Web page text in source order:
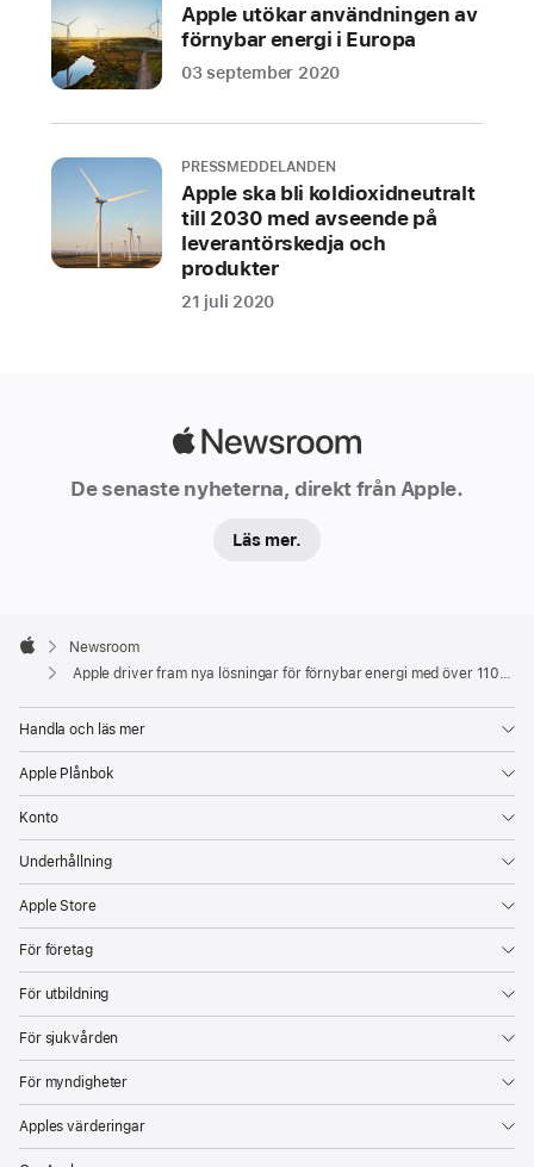
Apple utökar användningen av
förnybar energi i Europa
03 september 2020
PRESSMEDDELANDEN
Apple ska bli koldioxidneutralt
till 2030 med avseende på
leverantörskedja och
produkter
21 juli 2020
De senaste nyheterna, direkt från Apple.
Läs mer.
Footer

Apple
Newsroom
Apple driver fram nya lösningar för förnybar energi med över 110 underleverantörer
Handla och läs mer
Apple Plånbok
Konto
Underhållning
Apple Store
För företag
För utbildning
För sjukvården
För myndigheter
Apples värderingar